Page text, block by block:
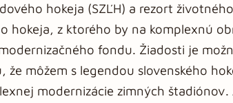
hokeja (SZĽH) a rezort
hokeja, z ktorého by na komplexnú
fondu. Žiadosti je
že môžem s legendou slovenského
modernizácie zimných